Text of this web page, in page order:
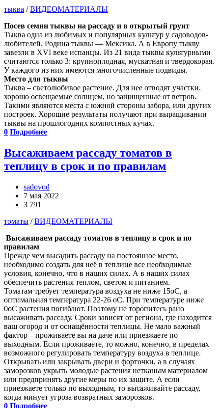
тыква /ВИДЕОМАТЕРИАЛЫ
Посев семян тыквы на рассаду и в открытый грунт
Тыква одна из любимых и популярных культур у садоводов-
любителей. Родина тыквы — Мексика. А в Европу тыкву
завезли в XVI веке испанцы. Из 21 вида тыквы культурными
считаются только 3: крупноплодная, мускатная и твердокорая.
У каждого из них имеются многочисленные подвиды.
Место для тыквы
Тыква – светолюбивое растение. Для нее отводят участки,
хорошо освещаемые солнцем, но защищенные от ветров.
Такими являются места с южной стороны забора, или других
построек. Хорошие результаты получают при выращивании
тыквы на прошлогодних компостных кучах.
0 Подробнее
Высаживаем рассаду томатов в
теплицу в срок и по правилам
sadovod
7 мая 2022
3 791
томаты /ВИДЕОМАТЕРИАЛЫ
Высаживаем рассаду томатов в теплицу в срок и по
правилам
Прежде чем высадить рассаду на постоянное место,
необходимо создать для неё в теплице все необходимые
условия, конечно, что в наших силах. А в наших силах
обеспечить растения теплом, светом и питанием.
Томатам требует температура воздуха не ниже 15оС, а
оптимальная температура 22-26 оС. При температуре ниже
0оС растения погибают. Поэтому не торопитесь рано
высаживать рассаду. Сроки зависят от региона, где находится
ваш огород и от оснащённости теплицы. Не мало важный
фактор – проживаете вы на даче или приезжаете по
выходным. Если проживаете, то можно, конечно, в пределах
возможного регулировать температуру воздуха в теплице.
Открывать или закрывать двери и форточки, а в случаях
заморозков укрыть молодые растения нетканым материалом
или предпринять другие меры по их защите. А если
приезжаете только по выходным, то высаживайте рассаду,
когда минует угроза возвратных заморозков.
0 Подробнее